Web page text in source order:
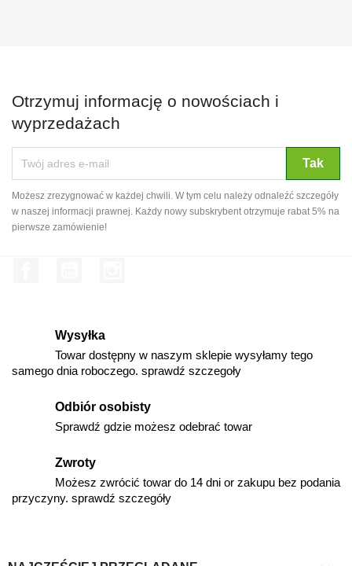
Otrzymuj informację o nowościach i
wyprzedażach
Możesz zrezygnować w każdej chwili. W tym celu należy odnaleźć szczegóły
w naszej informacji prawnej. Każdy nowy subskrybent otrzymuje rabat 5% na
pierwsze zamówienie!
Wysyłka
Towar dostępny w naszym sklepie wysyłamy tego
samego dnia roboczego. sprawdź szczegoły
Odbiór osobisty
Sprawdź gdzie możesz odebrać towar
Zwroty
Możesz zwrócić towar do 14 dni or zakupu bez podania
przyczyny. sprawdź szczegóły